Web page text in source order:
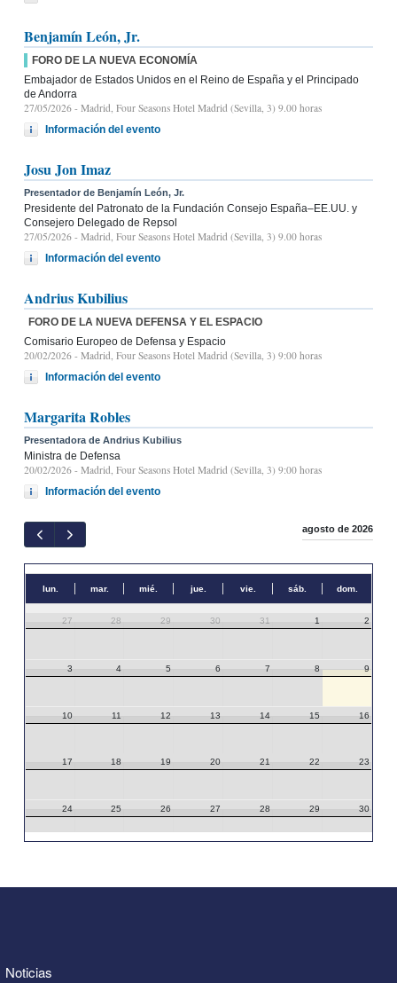
Benjamín León, Jr.
FORO DE LA NUEVA ECONOMÍA
Embajador de Estados Unidos en el Reino de España y el Principado
de Andorra
27/05/2026 - Madrid, Four Seasons Hotel Madrid (Sevilla, 3) 9.00 horas
Información del evento
Josu Jon Imaz
Presentador de Benjamín León, Jr.
Presidente del Patronato de la Fundación Consejo España–EE.UU. y
Consejero Delegado de Repsol
27/05/2026 - Madrid, Four Seasons Hotel Madrid (Sevilla, 3) 9.00 horas
Información del evento
Andrius Kubilius
FORO DE LA NUEVA DEFENSA Y EL ESPACIO
Comisario Europeo de Defensa y Espacio
20/02/2026 - Madrid, Four Seasons Hotel Madrid (Sevilla, 3) 9:00 horas
Información del evento
Margarita Robles
Presentadora de Andrius Kubilius
Ministra de Defensa
20/02/2026 - Madrid, Four Seasons Hotel Madrid (Sevilla, 3) 9:00 horas
Información del evento
agosto de 2026
lun. mar. mié. jue. vie. sáb. dom.
27 28 29 30 31 1 2
3 4 5 6 7 8 9
10 11 12 13 14 15 16
17 18 19 20 21 22 23
24 25 26 27 28 29 30
Noticias